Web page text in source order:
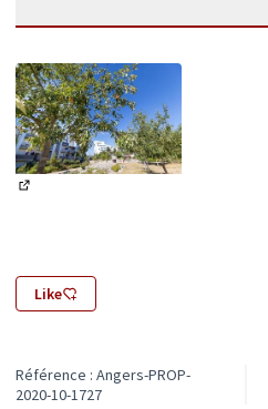
Like
Référence : Angers-PROP-
2020-10-1727